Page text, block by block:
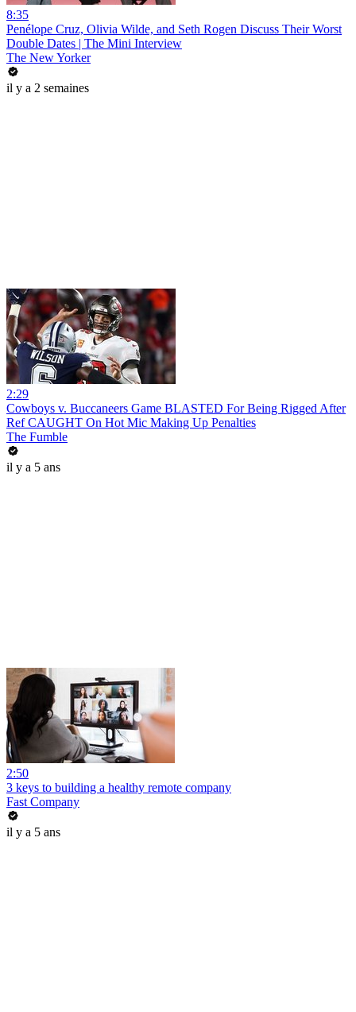
8:35
Penélope Cruz, Olivia Wilde, and Seth Rogen Discuss Their Worst
Double Dates | The Mini Interview
The New Yorker
il y a 2 semaines
2:29
Cowboys v. Buccaneers Game BLASTED For Being Rigged After
Ref CAUGHT On Hot Mic Making Up Penalties
The Fumble
il y a 5 ans
2:50
3 keys to building a healthy remote company
Fast Company
il y a 5 ans